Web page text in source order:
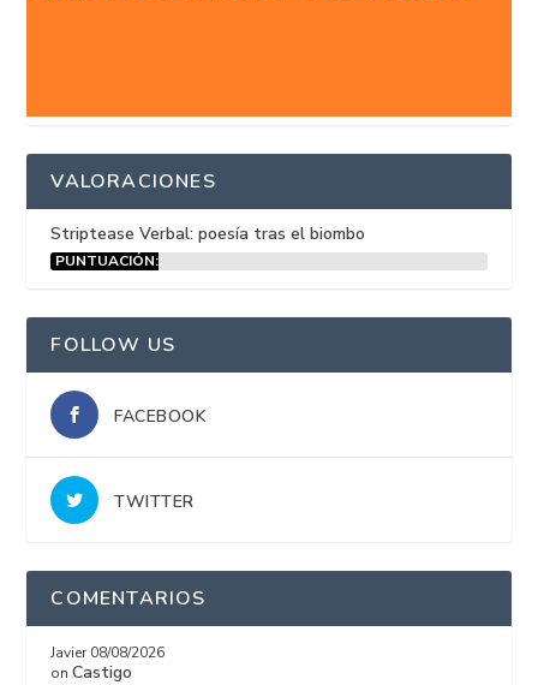
VALORACIONES
Striptease Verbal: poesía tras el biombo
PUNTUACIÓN:
FOLLOW US
FACEBOOK
TWITTER
COMENTARIOS
Javier 08/08/2026
onCastigo